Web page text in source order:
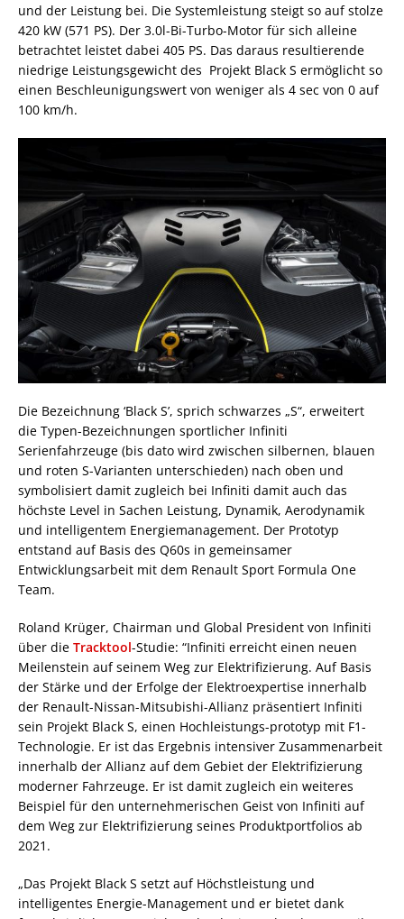
und der Leistung bei. Die Systemleistung steigt so auf stolze
420 kW (571 PS). Der 3.0l-Bi-Turbo-Motor für sich alleine
betrachtet leistet dabei 405 PS. Das daraus resultierende
niedrige Leistungsgewicht des Projekt Black S ermöglicht so
einen Beschleunigungswert von weniger als 4 sec von 0 auf
100 km/h.
Die Bezeichnung ‘Black S’, sprich schwarzes „S“, erweitert
die Typen-Bezeichnungen sportlicher Infiniti
Serienfahrzeuge (bis dato wird zwischen silbernen, blauen
und roten S-Varianten unterschieden) nach oben und
symbolisiert damit zugleich bei Infiniti damit auch das
höchste Level in Sachen Leistung, Dynamik, Aerodynamik
und intelligentem Energiemanagement. Der Prototyp
entstand auf Basis des Q60s in gemeinsamer
Entwicklungsarbeit mit dem Renault Sport Formula One
Team.
Roland Krüger, Chairman und Global President von Infiniti
über die Tracktool-Studie: “Infiniti erreicht einen neuen
Meilenstein auf seinem Weg zur Elektrifizierung. Auf Basis
der Stärke und der Erfolge der Elektroexpertise innerhalb
der Renault-Nissan-Mitsubishi-Allianz präsentiert Infiniti
sein Projekt Black S, einen Hochleistungs-prototyp mit F1-
Technologie. Er ist das Ergebnis intensiver Zusammenarbeit
innerhalb der Allianz auf dem Gebiet der Elektrifizierung
moderner Fahrzeuge. Er ist damit zugleich ein weiteres
Beispiel für den unternehmerischen Geist von Infiniti auf
dem Weg zur Elektrifizierung seines Produktportfolios ab
2021.
„Das Projekt Black S setzt auf Höchstleistung und
intelligentes Energie-Management und er bietet dank